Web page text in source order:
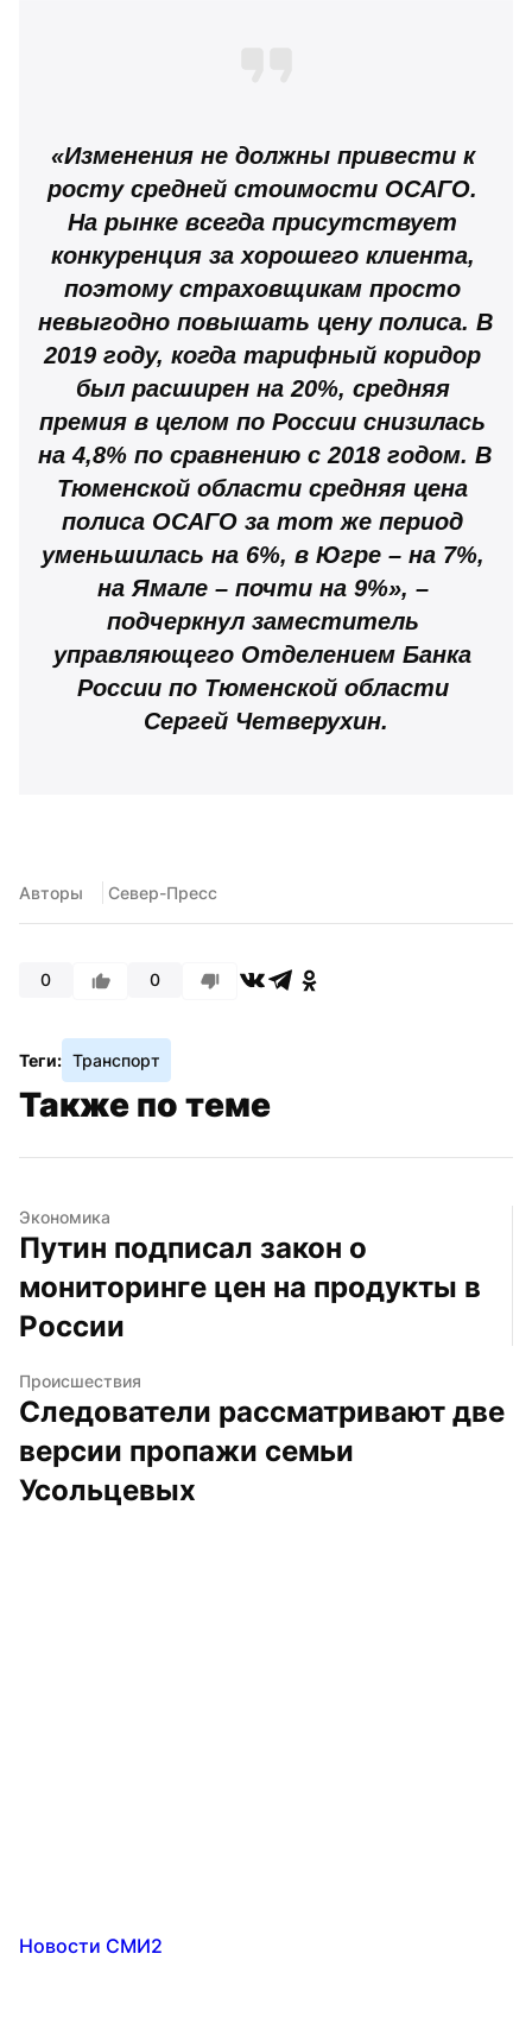
«Изменения не должны привести к
росту средней стоимости ОСАГО.
На рынке всегда присутствует
конкуренция за хорошего клиента,
поэтому страховщикам просто
невыгодно повышать цену полиса. В
2019 году, когда тарифный коридор
был расширен на 20%, средняя
премия в целом по России снизилась
на 4,8% по сравнению с 2018 годом. В
Тюменской области средняя цена
полиса ОСАГО за тот же период
уменьшилась на 6%, в Югре – на 7%,
на Ямале – почти на 9%», –
подчеркнул заместитель
управляющего Отделением Банка
России по Тюменской области
Сергей Четверухин.
Авторы Север-Пресс
0 0
Теги: Транспорт
Также по теме
Экономика
Путин подписал закон о
мониторинге цен на продукты в
России
Происшествия
Следователи рассматривают две
версии пропажи семьи
Усольцевых
Новости СМИ2